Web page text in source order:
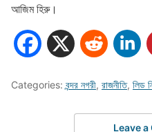
আজিম হিরু।
Categories: বন্দর নগরী, রাজনীতি, লিড
Leave